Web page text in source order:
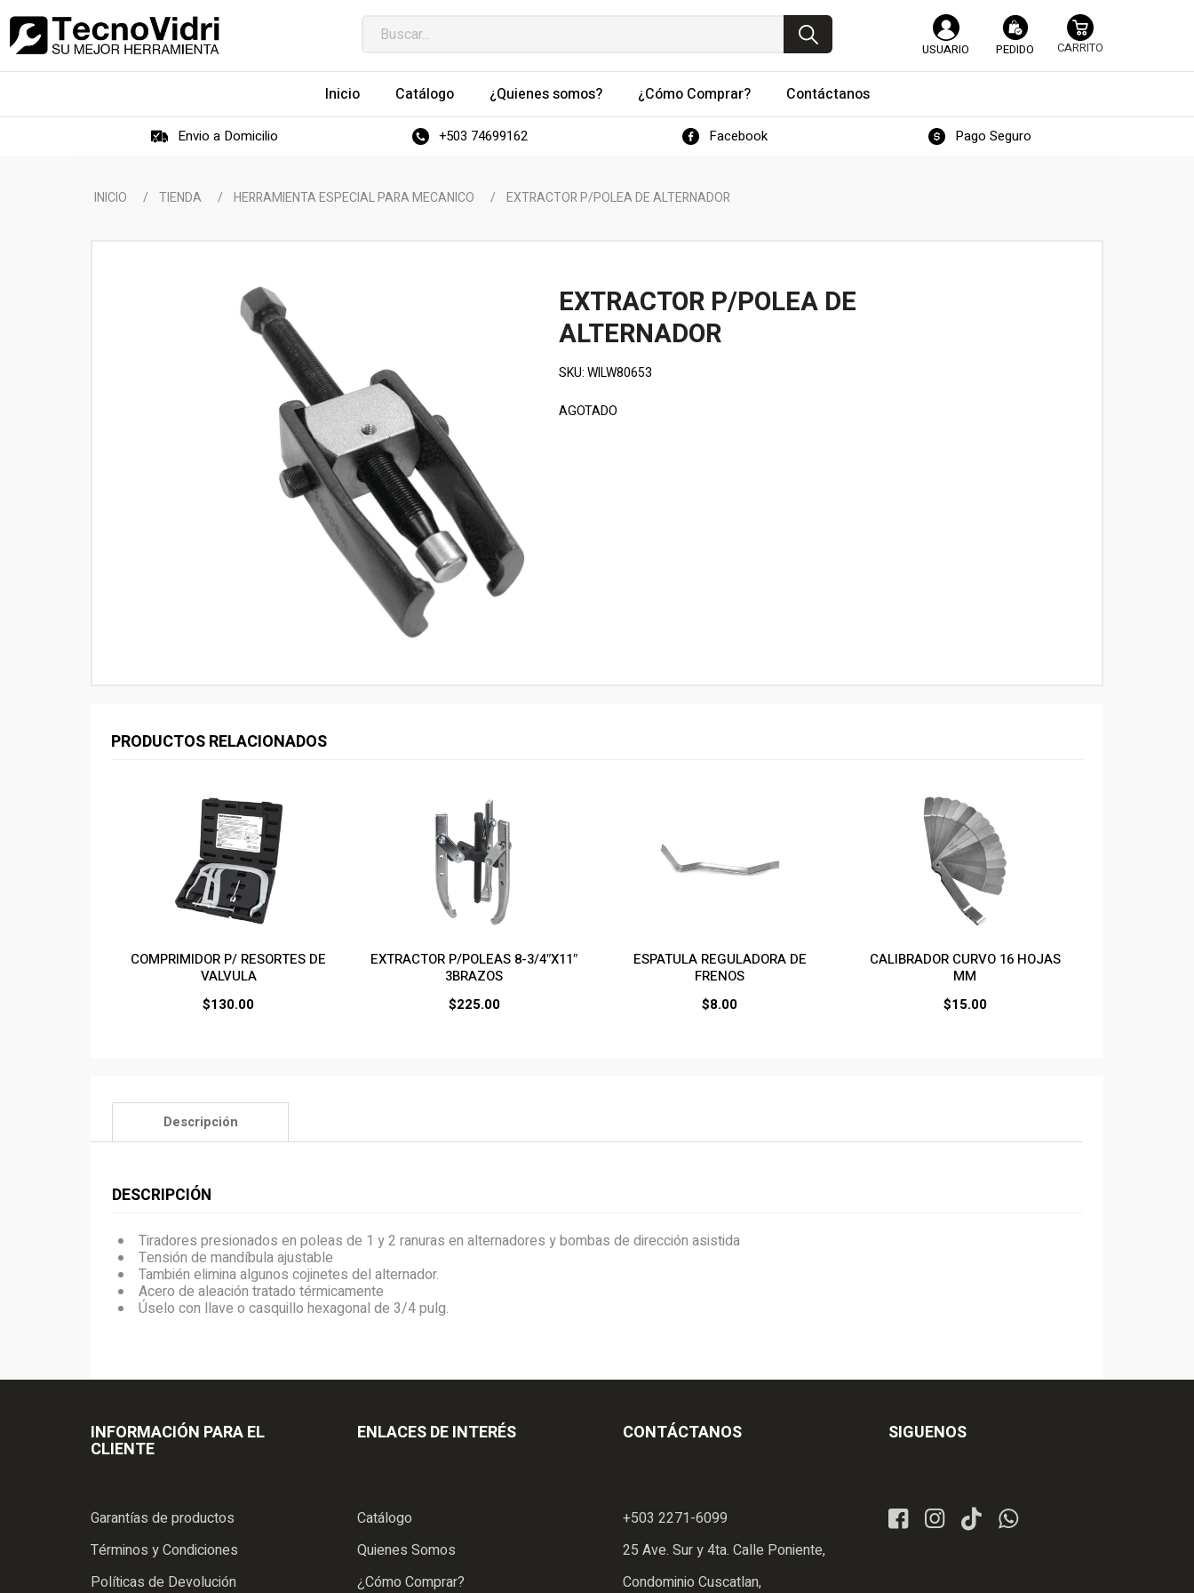
USUARIO PEDIDO
Inicio Catálogo ¿Quienes somos? ¿Cómo Comprar? Contáctanos
Envio a Domicilio +503 74699162 Facebook Pago Seguro
INICIO / TIENDA / HERRAMIENTA ESPECIAL PARA MECANICO / EXTRACTOR P/POLEA DE ALTERNADOR
EXTRACTOR P/POLEA DE
ALTERNADOR
SKU:WILW80653
AGOTADO
PRODUCTOS RELACIONADOS
COMPRIMIDOR P/ RESORTES DE
VALVULA
$130.00
EXTRACTOR P/POLEAS 8-3/4″X11″
3BRAZOS
$225.00
ESPATULA REGULADORA DE
FRENOS
$8.00
CALIBRADOR CURVO 16 HOJAS
MM
$15.00
Descripción
DESCRIPCIÓN
Tiradores presionados en poleas de 1 y 2 ranuras en alternadores y bombas de dirección asistida
Tensión de mandíbula ajustable
También elimina algunos cojinetes del alternador.
Acero de aleación tratado térmicamente
Úselo con llave o casquillo hexagonal de 3/4 pulg.
INFORMACIÓN PARA EL
CLIENTE
Garantías de productos
Términos y Condiciones
Políticas de Devolución
ENLACES DE INTERÉS
Catálogo
Quienes Somos
¿Cómo Comprar?
CONTÁCTANOS
+503 2271-6099
25 Ave. Sur y 4ta. Calle Poniente,
Condominio Cuscatlan,
SIGUENOS